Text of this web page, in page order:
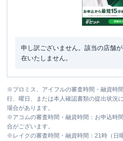
申し訳ございません。該当の店舗
在いたしません。
※プロミス、アイフルの審査時間・融資時
行、曜日、または本人確認書類の提出状況
場合があります。
※アコムの審査時間・融資時間：お申込時
合がございます。
※ レイクの審査時間・融資時間：21時（日